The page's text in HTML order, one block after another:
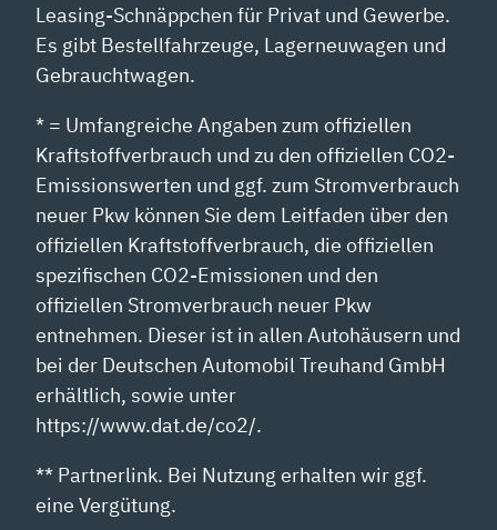
Leasing-Schnäppchen für Privat und Gewerbe.
Es gibt Bestellfahrzeuge, Lagerneuwagen und
Gebrauchtwagen.
* = Umfangreiche Angaben zum offiziellen
Kraftstoffverbrauch und zu den offiziellen CO2-
Emissionswerten und ggf. zum Stromverbrauch
neuer Pkw können Sie dem Leitfaden über den
offiziellen Kraftstoffverbrauch, die offiziellen
spezifischen CO2-Emissionen und den
offiziellen Stromverbrauch neuer Pkw
entnehmen. Dieser ist in allen Autohäusern und
bei der Deutschen Automobil Treuhand GmbH
erhältlich, sowie unter
https://www.dat.de/co2/.
** Partnerlink. Bei Nutzung erhalten wir ggf.
eine Vergütung.